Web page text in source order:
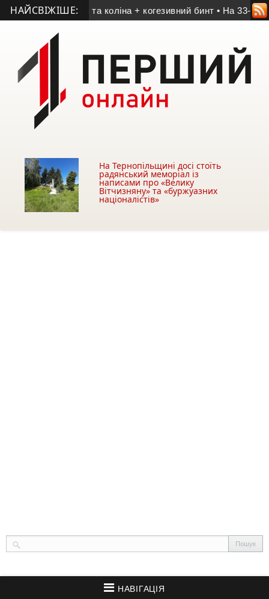
НАЙСВІЖІШЕ:
для ноги та коліна + когезивний бинт • На 33-му році
На Тернопільщині досі стоїть
радянський меморіал із
написами про «Велику
Вітчизняну» та «буржуазних
націоналістів»
НАВІГАЦІЯ